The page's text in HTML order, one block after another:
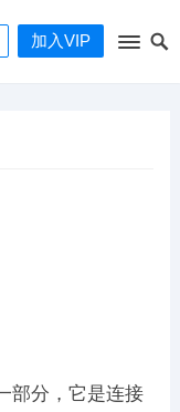
加入VIP
部分，它是连接